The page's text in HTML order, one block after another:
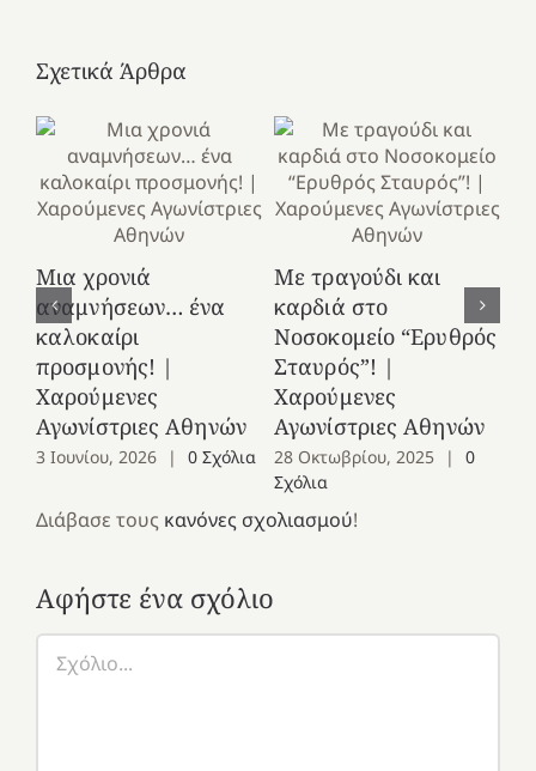
Σχετικά Άρθρα
Μια χρονιά
αναμνήσεων… ένα
καλοκαίρι
προσμονής! |
Χαρούμενες
Αγωνίστριες Αθηνών
3 Ιουνίου, 2026 | 0 Σχόλια
Με τραγούδι και
καρδιά στο
Νοσοκομείο “Ερυθρός
Σταυρός”! |
Χαρούμενες
Αγωνίστριες Αθηνών
28 Οκτωβρίου, 2025 |
0
Σχόλια
Διάβασε τους κανόνες σχολιασμού!
Αφήστε ένα σχόλιο